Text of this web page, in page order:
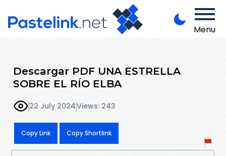
Menu
Descargar PDF UNA ESTRELLA
SOBRE EL RÍO ELBA
22 July 2024Views: 243
Copy Link Copy Shortlink